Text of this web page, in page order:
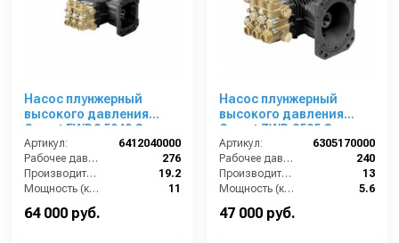
Насос плунжерный
высокого давления
Comet FWD2 5040 G
(19,2/276) 3400 об/мин.Ø
1”п.в.
Артикул:
6412040000
Рабочее давление (бар):
276
Производительность (л/мин):
19.2
Мощность (кВт):
11
Обороты двигателя (об/мин):
64 000 руб.
Насос плунжерный
высокого давления
Comet ZWD 3535 G
(13/240) 3400 об/мин.Ø
1”п.в.
Артикул:
6305170000
Рабочее давление (бар):
240
Производительность (л/мин):
13
Мощность (кВт):
5.6
Обороты двигателя (об/мин):
47 000 руб.